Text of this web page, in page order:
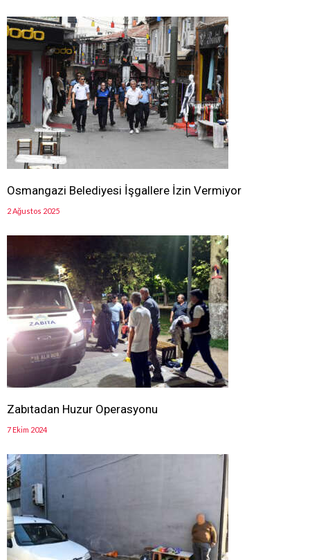
Osmangazi Belediyesi İşgallere İzin Vermiyor
2 Ağustos 2025
Zabıtadan Huzur Operasyonu
7 Ekim 2024